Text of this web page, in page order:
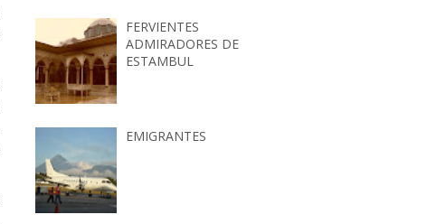
FERVIENTES
ADMIRADORES DE
ESTAMBUL
EMIGRANTES